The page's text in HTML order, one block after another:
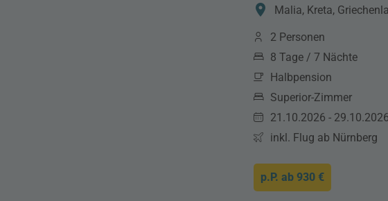
Malia, Kreta,
2 Personen
8 Tage / 7 Nächte
Halbpension
Superior-Zimmer
21.10.2026 -
inkl. Flug ab Nürnberg
p.P. ab 930 €